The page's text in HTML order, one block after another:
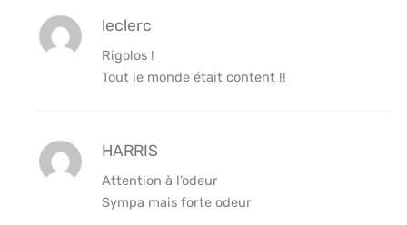
leclerc
Rigolos !
Tout le monde était content !!
HARRIS
Attention à l’odeur
Sympa mais forte odeur